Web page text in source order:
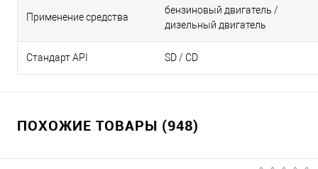
Применение средства
бензиновый двигатель /
дизельный двигатель
Стандарт API SD / CD
ПОХОЖИЕ ТОВАРЫ (948)